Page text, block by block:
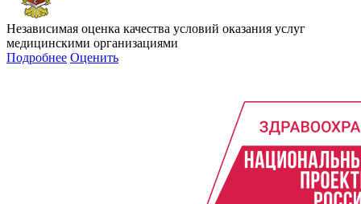
Независимая оценка качества условий оказания услуг
медицинскими организациями
Подробнее Оценить